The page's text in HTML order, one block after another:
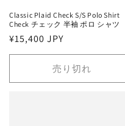
Classic Plaid Check S/S Polo Shirt
Check チェック 半袖 ポロ シャツ
通
常
格
¥15,400 JPY
売り切れ